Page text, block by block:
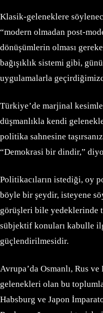
Klasik-geleneklere
“modern olmadan post-
dönüşümlerin olması
bağışıklık sistemi gibi,
uygulamalarla
Türkiye’de marjinal
düşmanlıkla kendi
politika sahnesine
“Demokrasi bir dindir,”
Politikacıların istediği, oy
böyle bir şeydir, isteyene
görüşleri bile yedeklerinde
sübjektif konuları kabulle
güçlendirilmesidir.
Avrupa’da Osmanlı, Rus
gelenekleri olan bu
Habsburg ve Japon